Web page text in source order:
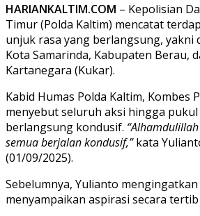
HARIANKALTIM.COM – Kepolisian
Timur (Polda Kaltim) mencatat
unjuk rasa yang berlangsung, yakni
Kota Samarinda, Kabupaten Berau,
Kartanegara (Kukar).
Kabid Humas Polda Kaltim, Kombes
menyebut seluruh aksi hingga pukul
berlangsung kondusif.
semua berjalan kondusif,”kata
(01/09/2025).
Sebelumnya, Yulianto
menyampaikan aspirasi secara